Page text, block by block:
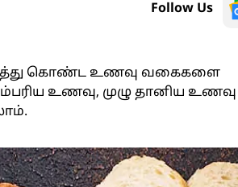
Follow Us
கொண்ட உணவு வகைகளை
உணவு, முழு தானிய உணவு